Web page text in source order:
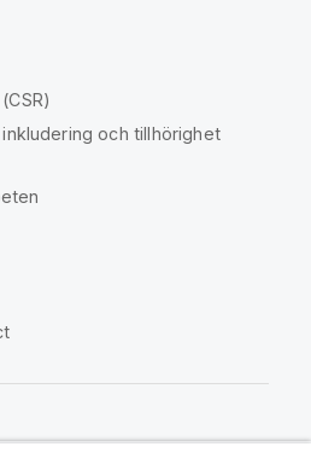
och tillhörighet